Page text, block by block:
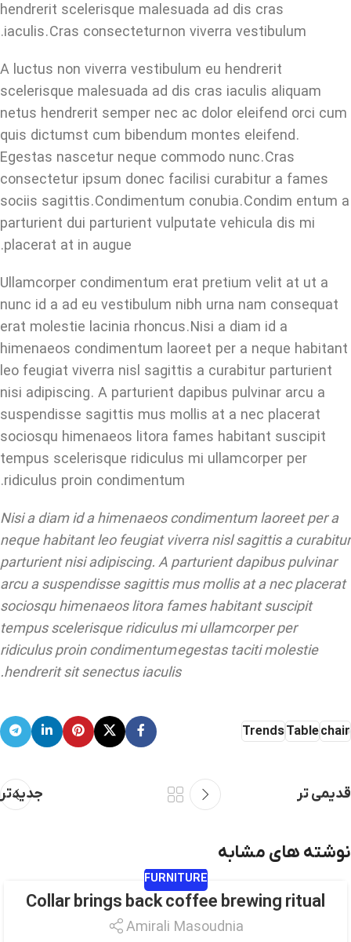
hendrerit scelerisque malesuada ad dis cras
iaculis. Cras consectetur non viverra vestibulum.
A luctus non viverra vestibulum eu hendrerit
scelerisque malesuada ad dis cras iaculis aliquam
netus hendrerit semper nec ac dolor eleifend orci cum
quis dictumst cum bibendum montes eleifend.
Egestas nascetur neque commodo nunc. Cras
consectetur ipsum donec facilisi curabitur a fames
sociis sagittis. Condimentum conubia. Condim entum a
parturient dui parturient vulputate vehicula dis mi
placerat at in augue.
Ullamcorper condimentum erat pretium velit at ut a
nunc id a ad eu vestibulum nibh urna nam consequat
erat molestie lacinia rhoncus. Nisi a diam id a
himenaeos condimentum laoreet per a neque habitant
leo feugiat viverra nisl sagittis a curabitur parturient
nisi adipiscing. A parturient dapibus pulvinar arcu a
suspendisse sagittis mus mollis at a nec placerat
sociosqu himenaeos litora fames habitant suscipit
tempus scelerisque ridiculus mi ullamcorper per
ridiculus proin condimentum.
Nisi a diam id a himenaeos condimentum laoreet per a
neque habitant leo feugiat viverra nisl sagittis a curabitur
parturient nisi adipiscing. A parturient dapibus pulvinar
arcu a suspendisse sagittis mus mollis at a nec placerat
sociosqu himenaeos litora fames habitant suscipit
tempus scelerisque ridiculus mi ullamcorper per
ridiculus proin condimentum egestas taciti molestie
hendrerit sit senectus iaculis.
chair
Table
Trends
جدیدتر قدیمی تر
نوشته های مشابه
01
FURNITURE
Collar brings back coffee brewing ritual
Amirali Masoudnia